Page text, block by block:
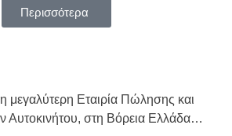
Περισσότερα
μεγαλύτερη Εταιρία Πώλησης και
Αυτοκινήτου, στη Βόρεια Ελλάδα…